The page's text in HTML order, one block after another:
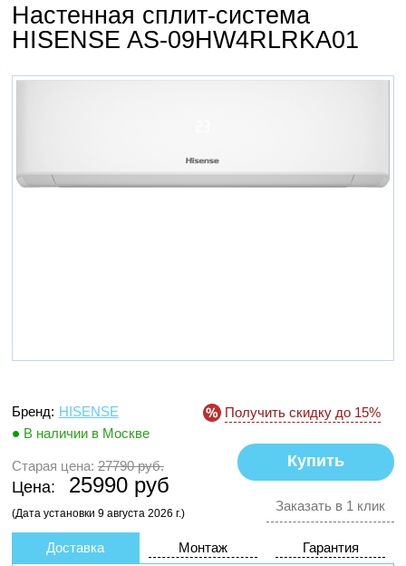
Настенная сплит-система
HISENSE AS-09HW4RLRKA01
Бренд: HISENSE
В наличии в Москве
Старая цена: 27790 руб.
Цена: 25990 руб
(Дата установки 9 августа 2026 г.)
Получить скидку до 15%
Заказать в 1 клик
Доставка Монтаж Гарантия